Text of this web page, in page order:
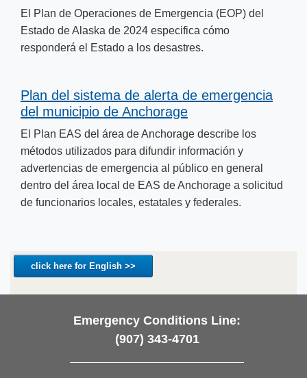
El Plan de Operaciones de Emergencia (EOP) del
Estado de Alaska de 2024 especifica cómo
responderá el Estado a los desastres.
Plan del sistema de alerta de emergencia
del municipio de Anchorage
El Plan EAS del área de Anchorage describe los
métodos utilizados para difundir información y
advertencias de emergencia al público en general
dentro del área local de EAS de Anchorage a solicitud
de funcionarios locales, estatales y federales.
click here for English >>
Emergency Conditions Line:
(907) 343-4701